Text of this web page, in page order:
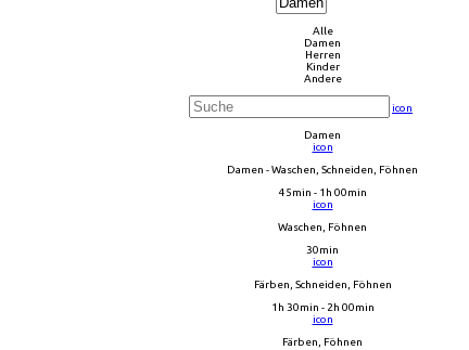
Alle
Damen
Herren
Kinder
Andere
icon
Damen
icon
Damen - Waschen, Schneiden, Föhnen
45min - 1h 00min
icon
Waschen, Föhnen
30min
icon
Färben, Schneiden, Föhnen
1h 30min - 2h 00min
icon
Färben, Föhnen